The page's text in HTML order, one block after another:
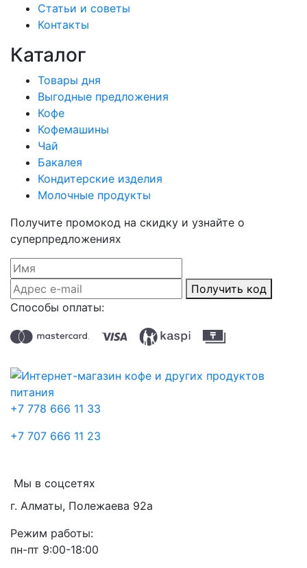
Статьи и советы
Контакты
Каталог
Товары дня
Выгодные предложения
Кофе
Кофемашины
Чай
Бакалея
Кондитерские изделия
Молочные продукты
Получите промокод на скидку и узнайте о
суперпредложениях
Получить код
Способы оплаты:
+7 778 666 11 33
+7 707 666 11 23
Мы в соцсетях
г. Алматы, Полежаева 92а
Режим работы:
пн-пт 9:00-18:00